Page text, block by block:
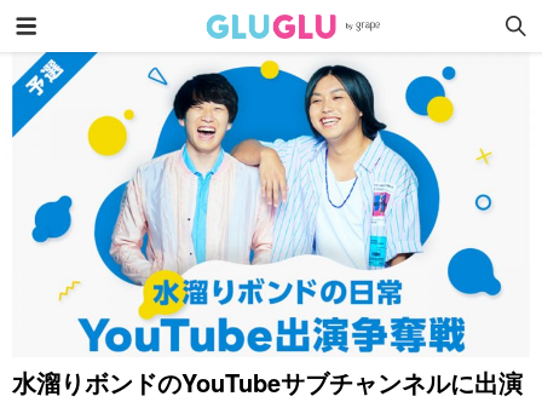
水溜りボンドのYouTubeサブチャンネルに出演